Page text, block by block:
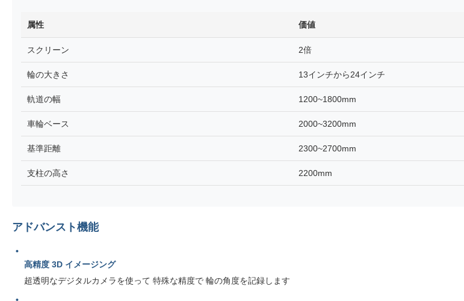
属性 価値
スクリーン 2倍
輪の大きさ 13インチから24インチ
軌道の幅 1200~1800mm
車輪ベース 2000~3200mm
基準距離 2300~2700mm
支柱の高さ 2200mm
アドバンスト機能
高精度 3D イメージング
超透明なデジタルカメラを使って 特殊な精度で 輪の角度を記録します